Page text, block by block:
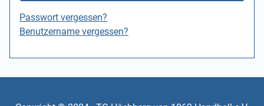
Passwort vergessen?
Benutzername vergessen?